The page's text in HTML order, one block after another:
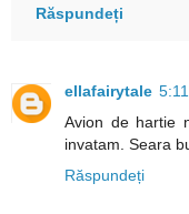
Răspundeți
ellafairytale
Avion de hartie
invatam. Seara
Răspundeți